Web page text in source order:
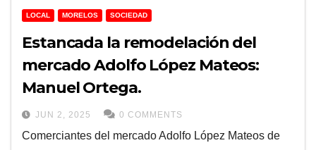
LOCAL MORELOS SOCIEDAD
Estancada la remodelación del
mercado Adolfo López Mateos:
Manuel Ortega.
JUN 2, 2025 0 COMMENTS
Comerciantes del mercado Adolfo López Mateos de